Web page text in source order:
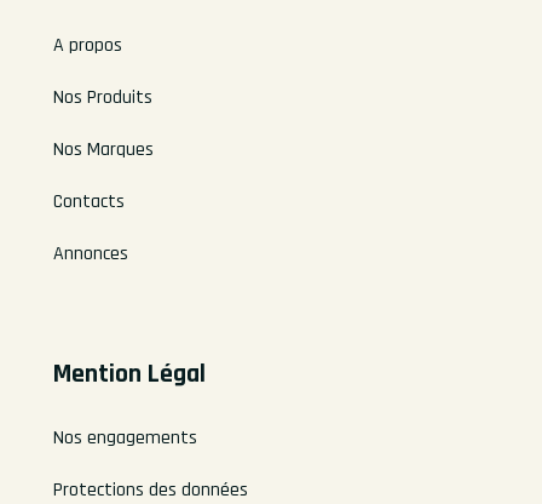
A propos
Nos Produits
Nos Marques
Contacts
Annonces
Mention Légal
Nos engagements
Protections des données